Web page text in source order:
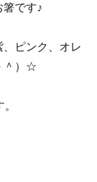
箸です♪
ピンク、オレ
＾）☆